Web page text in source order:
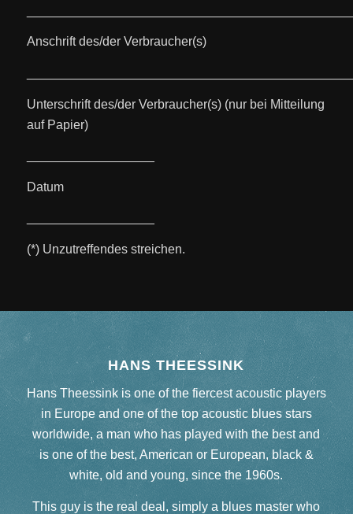
Anschrift des/der Verbraucher(s)
Unterschrift des/der Verbraucher(s) (nur bei Mitteilung
auf Papier)
Datum
(*) Unzutreffendes streichen.
HANS THEESSINK
Hans Theessink is one of the fiercest acoustic players
in Europe and one of the top acoustic blues stars
worldwide, a man who has played with the best and
is one of the best, American or European, black &
white, old and young, since the 1960s.
This guy is the real deal, simply a blues master who